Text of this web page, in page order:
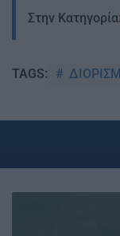
Στην Κατηγορία:
TAGS: